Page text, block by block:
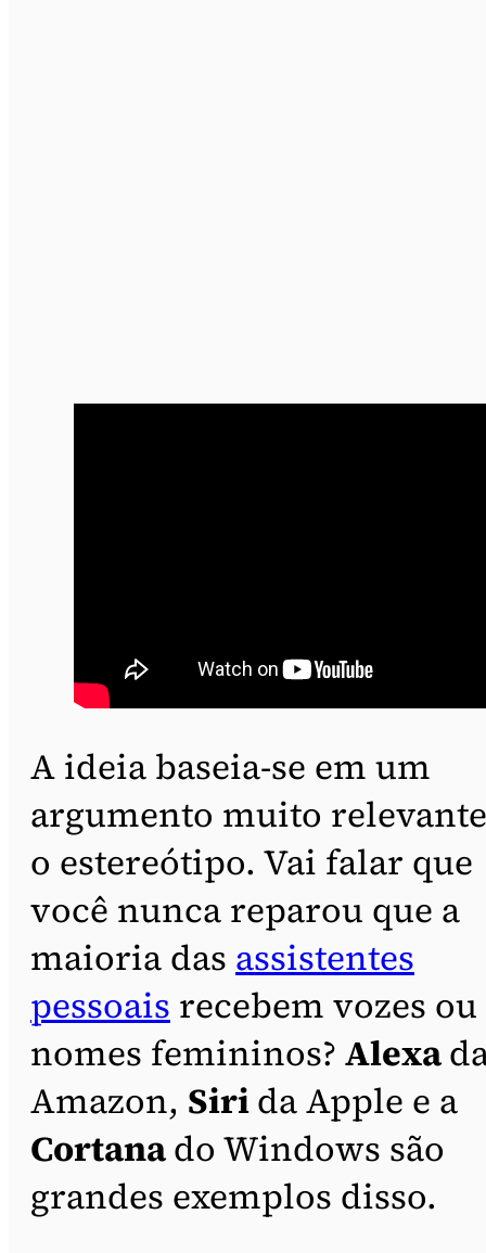
A ideia baseia-se em um
argumento muito
o estereótipo. Vai falar que
você nunca reparou que a
maioria das assistentes
pessoais recebem vozes ou
nomes femininos? Alexa
Amazon, Sirida Apple e a
Cortanado Windows são
grandes exemplos disso.